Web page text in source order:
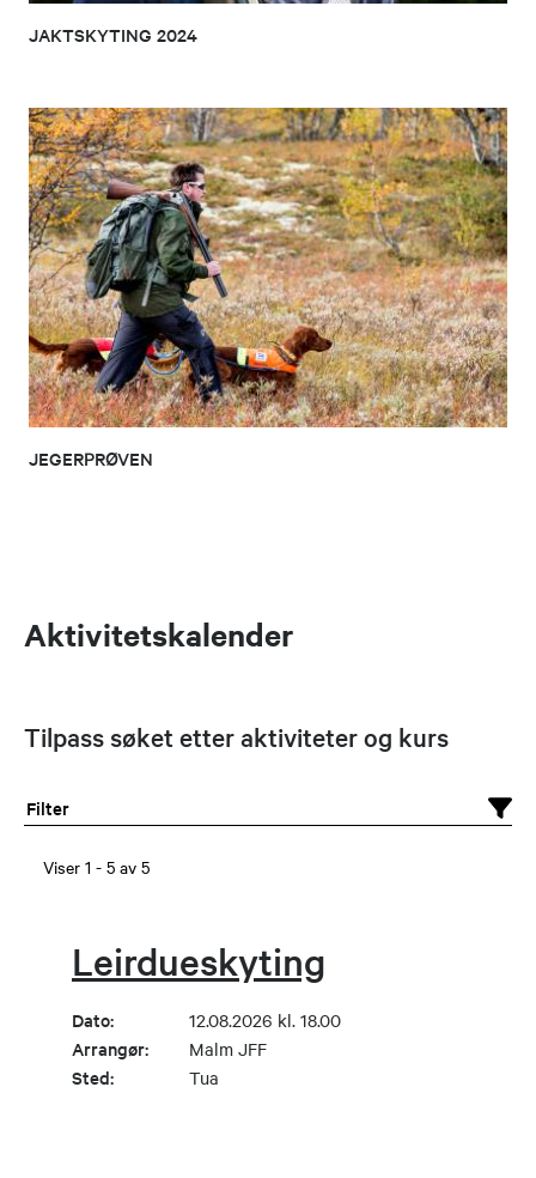
JAKTSKYTING 2024
JEGERPRØVEN
Aktivitetskalender
Tilpass søket etter aktiviteter og kurs
Filter
Viser 1 - 5 av 5
Leirdueskyting
Dato: 12.08.2026 kl. 18.00
Arrangør: Malm JFF
Sted: Tua